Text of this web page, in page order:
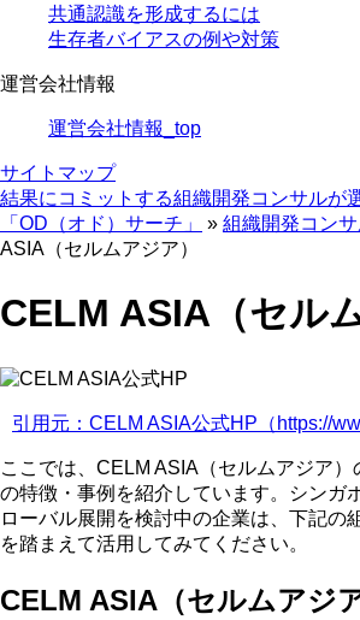
共通認識を形成するには
生存者バイアスの例や対策
運営会社情報
運営会社情報_top
サイトマップ
結果にコミットする組織開発コンサルが
「OD（オド）サーチ」
» 組織開発コン
ASIA（セルムアジア）
CELM ASIA（セル
引用元：CELM ASIA公式HP（https://
ここでは、CELM ASIA（セルムアジア
の特徴・事例を紹介しています。シンガ
ローバル展開を検討中の企業は、下記の
を踏まえて活用してみてください。
CELM ASIA（セルムアジ